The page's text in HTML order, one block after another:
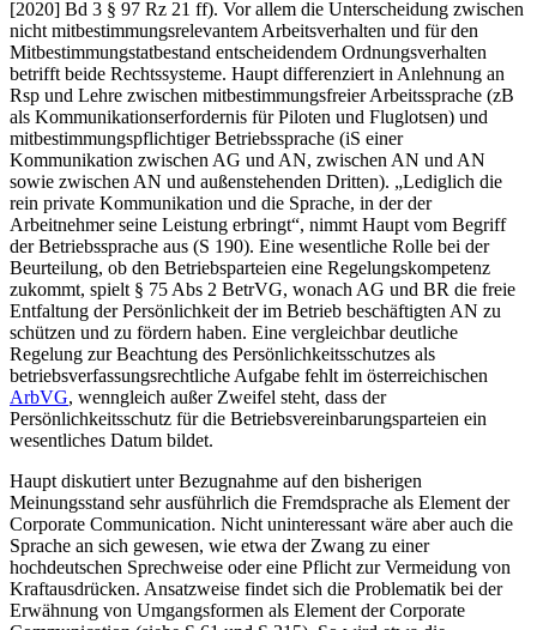
[2020] Bd 3 § 97 Rz 21 ff). Vor allem die Unterscheidung zwischen
nicht mitbestimmungsrelevantem Arbeitsverhalten und für den
Mitbestimmungstatbestand entscheidendem Ordnungsverhalten
betrifft beide Rechtssysteme. Haupt differenziert in Anlehnung an
Rsp und Lehre zwischen mitbestimmungsfreier Arbeitssprache (zB
als Kommunikationserfordernis für Piloten und Fluglotsen) und
mitbestimmungspflichtiger Betriebssprache (iS einer
Kommunikation zwischen AG und AN, zwischen AN und AN
sowie zwischen AN und außenstehenden Dritten). „Lediglich die
rein private Kommunikation und die Sprache, in der der
Arbeitnehmer seine Leistung erbringt“, nimmt Haupt vom Begriff
der Betriebssprache aus (S 190). Eine wesentliche Rolle bei der
Beurteilung, ob den Betriebsparteien eine Regelungskompetenz
zukommt, spielt § 75 Abs 2 BetrVG, wonach AG und BR die freie
Entfaltung der Persönlichkeit der im Betrieb beschäftigten AN zu
schützen und zu fördern haben. Eine vergleichbar deutliche
Regelung zur Beachtung des Persönlichkeitsschutzes als
betriebsverfassungsrechtliche Aufgabe fehlt im österreichischen
ArbVG, wenngleich außer Zweifel steht, dass der
Persönlichkeitsschutz für die Betriebsvereinbarungsparteien ein
wesentliches Datum bildet.
Haupt diskutiert unter Bezugnahme auf den bisherigen
Meinungsstand sehr ausführlich die Fremdsprache als Element der
Corporate Communication. Nicht uninteressant wäre aber auch die
Sprache an sich gewesen, wie etwa der Zwang zu einer
hochdeutschen Sprechweise oder eine Pflicht zur Vermeidung von
Kraftausdrücken. Ansatzweise findet sich die Problematik bei der
Erwähnung von Umgangsformen als Element der Corporate